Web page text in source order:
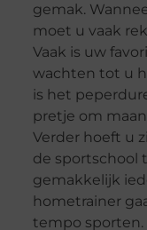
gemak.
moet u vaak
Vaak is uw
wachten tot u
is het
pretje om
Verder hoeft u
de sportschool
gemakkelijk
hometrainer
tempo sporten.